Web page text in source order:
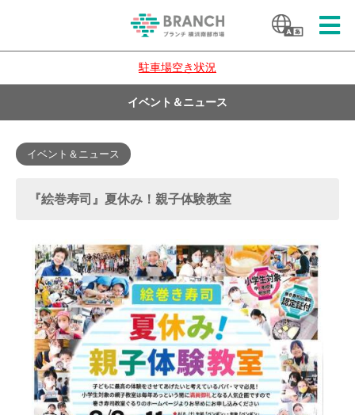
駐車場空き状況
イベント＆ニュース
イベント＆ニュース
『絵巻寿司』夏休み！親子体験教室